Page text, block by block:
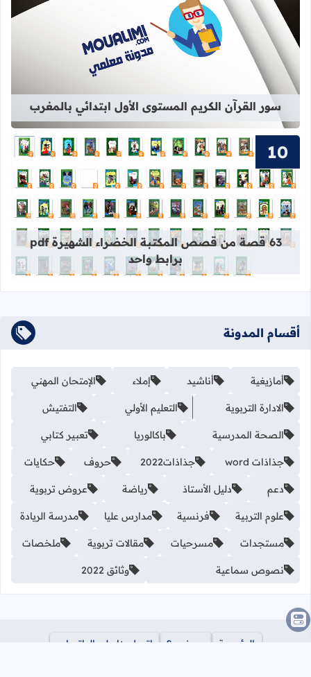
قراءة المزيد عن سور القرآن الكريم
سور القرآن الكريم المستوى الأول ابتدائي بالمغرب
قراءة المزيد عن 63 قصة من قصص المكتبة الخضراء الشهيرة pdf برابط واحد
63 قصة من قصص المكتبة الخضراء الشهيرة pdf
برابط واحد
أقسام المدونة
أمازيغية أناشيد إملاء الإمتحان المهني
الادارة التربوية التعليم الأولي التفتيش
الصحة المدرسية باكالوريا تعبير كتابي
جذاذات word جذاذات2022 حروف حكايات
دعم دليل الأستاذ رياضة عروض تربوية
علوم التربية فرنسية مدارس عليا مدرسة الريادة
مستجدات مسرحيات مقالات تربوية ملخصات
نصوص سماعية وثائق 2022
الرئيسية من نحن؟
اتصل بنا على الواتساب